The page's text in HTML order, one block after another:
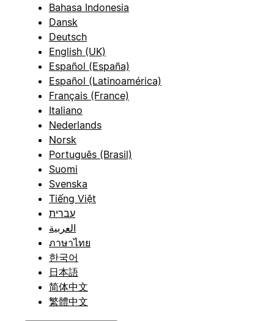
Bahasa Indonesia
Dansk
Deutsch
English (UK)
Español (España)
Español (Latinoamérica)
Français (France)
Italiano
Nederlands
Norsk
Português (Brasil)
Suomi
Svenska
Tiếng Việt
עברית
العربية
ภาษาไทย
한국어
日本語
简体中文
繁體中文